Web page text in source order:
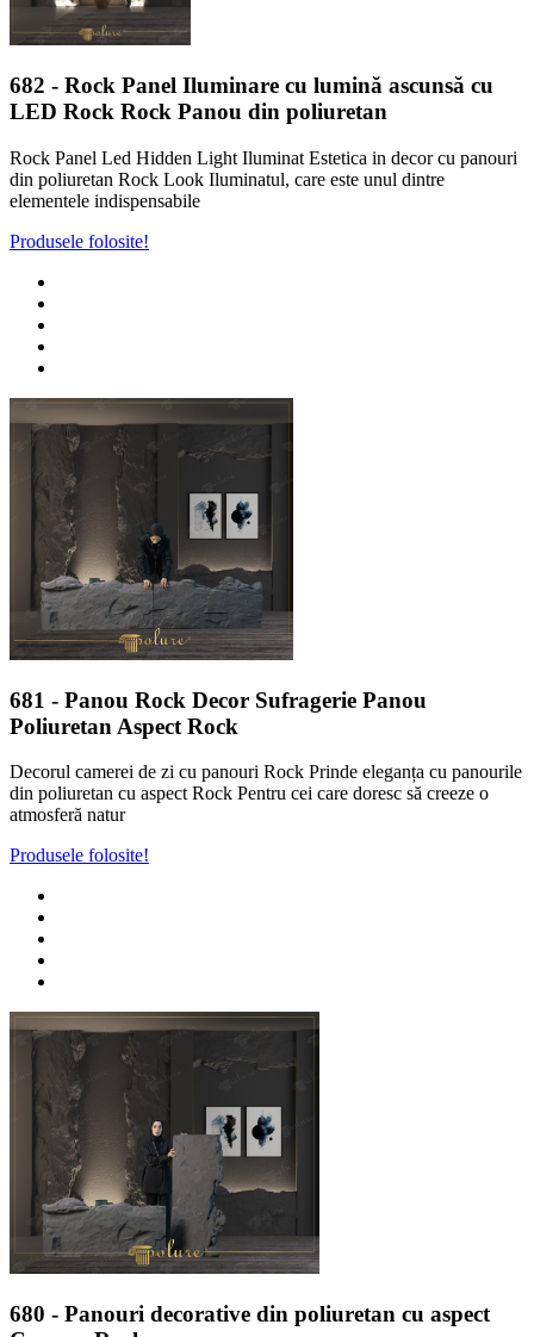
682 - Rock Panel Iluminare cu lumină ascunsă cu
LED Rock Rock Panou din poliuretan
Rock Panel Led Hidden Light Iluminat Estetica in decor cu panouri
din poliuretan Rock Look Iluminatul, care este unul dintre
elementele indispensabile
Produsele folosite!
681 - Panou Rock Decor Sufragerie Panou
Poliuretan Aspect Rock
Decorul camerei de zi cu panouri Rock Prinde eleganța cu panourile
din poliuretan cu aspect Rock Pentru cei care doresc să creeze o
atmosferă natur
Produsele folosite!
680 - Panouri decorative din poliuretan cu aspect